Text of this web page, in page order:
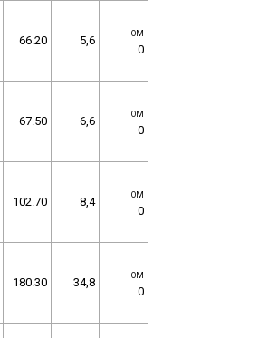
66.20 5,6 OM
0
67.50 6,6 OM
0
102.70 8,4 OM
0
180.30 34,8 OM
0